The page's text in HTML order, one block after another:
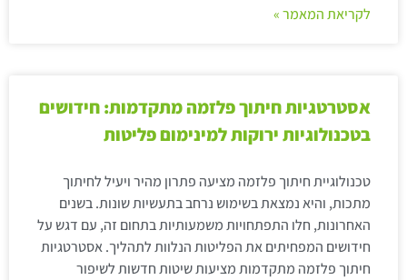
לקריאת המאמר »
אסטרטגיות חיתוך פלזמה מתקדמות: חידושים
בטכנולוגיות ירוקות למינימום פליטות
טכנולוגיית חיתוך פלזמה מציעה פתרון מהיר ויעיל לחיתוך
מתכות, והיא נמצאת בשימוש נרחב בתעשיות שונות. בשנים
האחרונות, חלו התפתחויות משמעותיות בתחום זה, עם דגש על
חידושים המפחיתים את הפליטות הנלוות לתהליך. אסטרטגיות
חיתוך פלזמה מתקדמות מציעות שיטות חדשות לשיפור